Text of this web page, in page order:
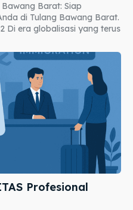
Barat: Siap
di Tulang Bawang Barat.
Di era globalisasi yang terus
Profesional